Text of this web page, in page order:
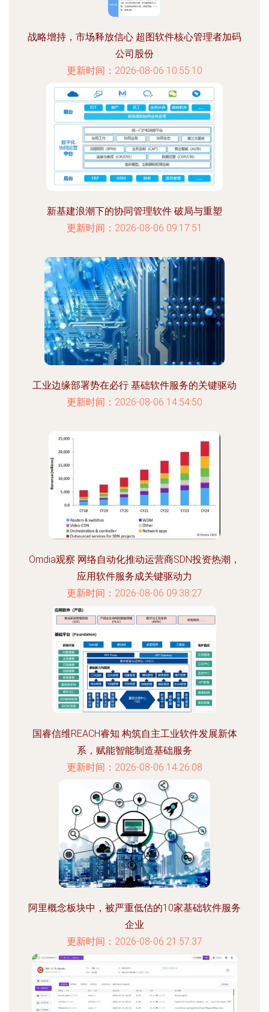
战略增持，市场释放信心 超图软件核心管理者加码
公司股份
更新时间：2026-08-06 10:55:10
新基建浪潮下的协同管理软件 破局与重塑
更新时间：2026-08-06 09:17:51
工业边缘部署势在必行 基础软件服务的关键驱动
更新时间：2026-08-06 14:54:50
Omdia观察 网络自动化推动运营商SDN投资热潮，
应用软件服务成关键驱动力
更新时间：2026-08-06 09:38:27
国睿信维REACH睿知 构筑自主工业软件发展新体
系，赋能智能制造基础服务
更新时间：2026-08-06 14:26:08
阿里概念板块中，被严重低估的10家基础软件服务
企业
更新时间：2026-08-06 21:57:37